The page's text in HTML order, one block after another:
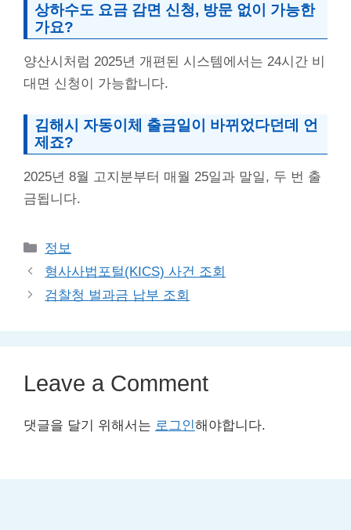
상하수도 요금 감면 신청, 방문 없이 가능한
가요?
양산시처럼 2025년 개편된 시스템에서는 24시간 비
대면 신청이 가능합니다.
김해시 자동이체 출금일이 바뀌었다던데 언
제죠?
2025년 8월 고지분부터 매월 25일과 말일, 두 번 출
금됩니다.
Categories
정보
형사사법포털(KICS) 사건 조회
검찰청 벌과금 납부 조회
Leave a Comment
댓글을 달기 위해서는 로그인해야합니다.